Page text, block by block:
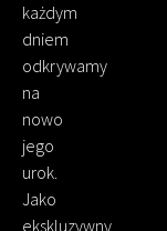
każdym
dniem
odkrywamy
na
nowo
jego
urok.
Jako
ekskluzywny